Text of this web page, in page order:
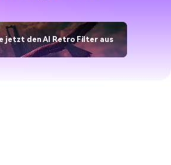
jetzt den AI Retro Filter aus